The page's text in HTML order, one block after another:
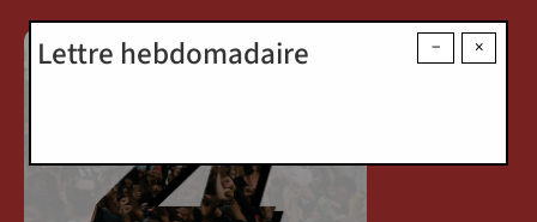
×
−
Lettre hebdomadaire